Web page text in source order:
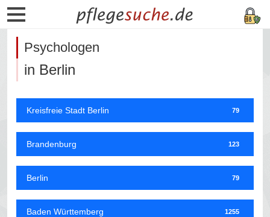
Psychologen
in Berlin
Kreisfreie Stadt Berlin 79
Brandenburg 123
Berlin 79
Baden Württemberg 1255